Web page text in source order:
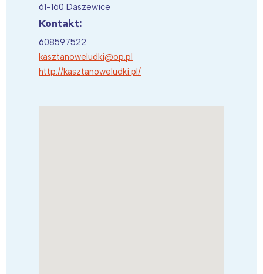
61-160 Daszewice
Kontakt:
608597522
kasztanoweludki@op.pl
http://kasztanoweludki.pl/